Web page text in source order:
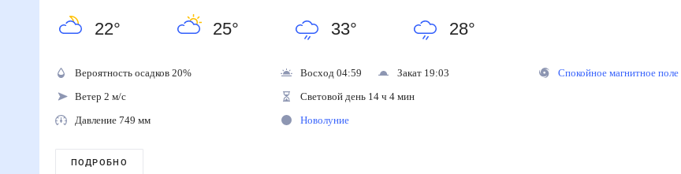
22° 25° 33° 28°
Вероятность осадков 20%
Ветер 2 м/с
Давление 749 мм
Восход 04:59
Закат 19:03
Световой день 14 ч 4 мин
Новолуние
Спокойное магнитное поле
ПОДРОБНО